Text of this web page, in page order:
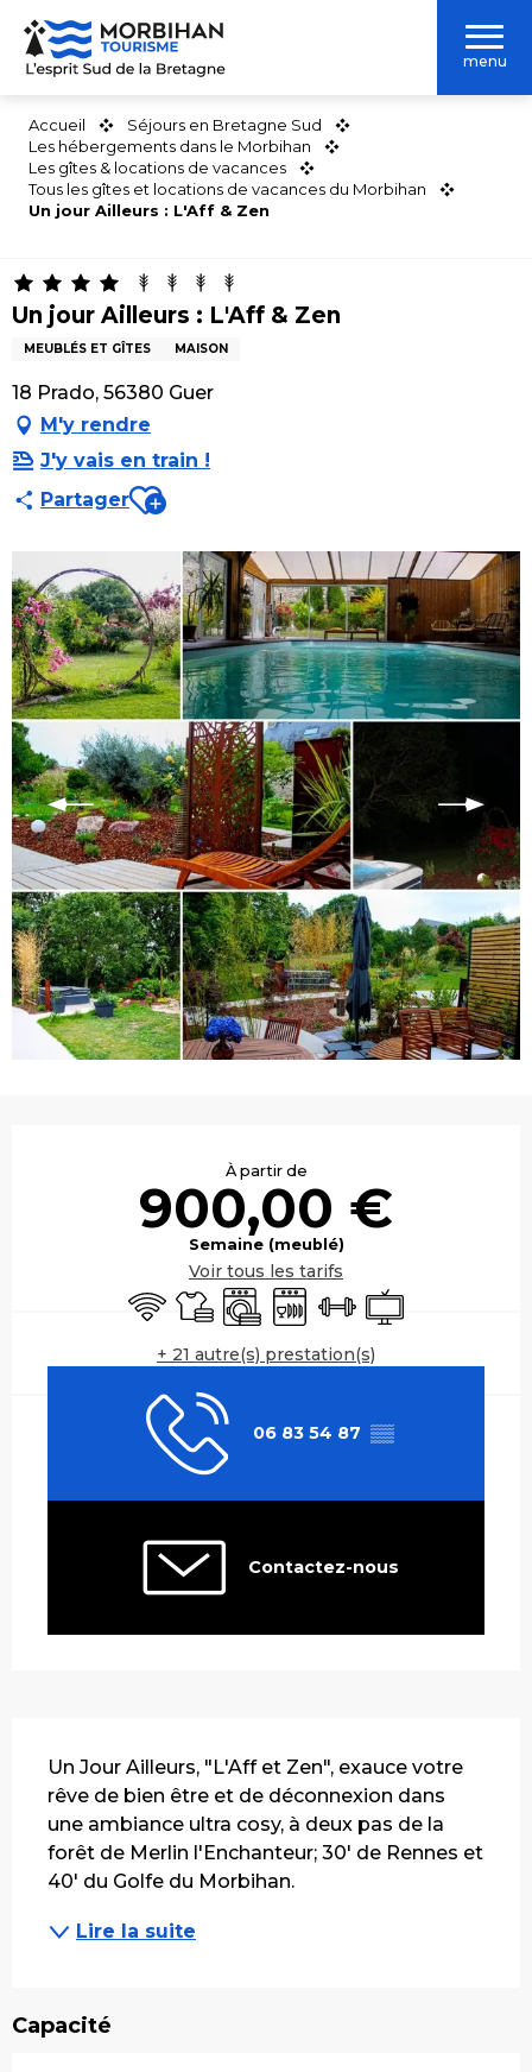
Aller
contenu
menu
Accueil
Séjours en Bretagne Sud
Les hébergements dans le Morbihan
Les gîtes & locations de vacances
Tous les gîtes et locations de vacances du Morbihan
Un jour Ailleurs : L'Aff & Zen
Un jour Ailleurs : L'Aff & Zen
MEUBLÉS ET GÎTES MAISON
18 Prado, 56380 Guer
M'y rendre
J'y vais en train !
PartagerAjouter aux favoris
À partir de
900,00 €
Semaine (meublé)
Voir tous les tarifs
WiFi Draps et linge
Lave lingeLave vaisselle
Salle de sport
Télévision
+ 21 autre(s) prestation(s)
06 83 54 87 ▒▒
Contactez-nous
Un Jour Ailleurs, "L'Aff et Zen", exauce votre
rêve de bien être et de déconnexion dans
une ambiance ultra cosy, à deux pas de la
forêt de Merlin l'Enchanteur; 30' de Rennes et
40' du Golfe du Morbihan.
Lire la suite
Capacité